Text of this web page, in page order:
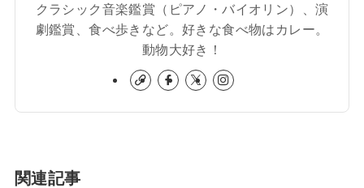
クラシック音楽鑑賞（ピアノ・バイオリン）、演
劇鑑賞、食べ歩きなど。好きな食べ物はカレー。
動物大好き！
関連記事